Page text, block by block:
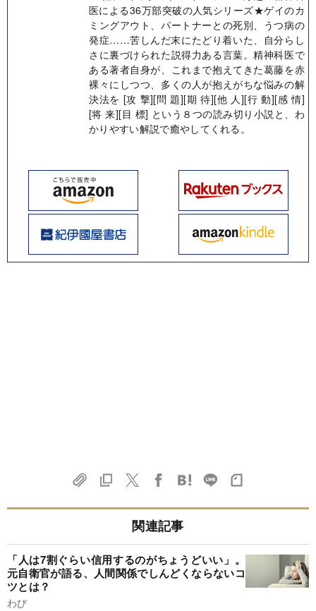
医による36万部突破の人気シリーズ★ゲイのカ
ミングアウト、パートナーとの死別、うつ病の
発症……苦しんだ末にたどり着いた、自分らし
さに裏づけられた説得力ある言葉。精神科医で
ある著者自身が、これまで抱えてきた葛藤を赤
裸々にしつつ、多くの人が抱えがちな悩みの解
決法を [攻 撃][問 題][期 待][他 人][行 動][感 情]
[将 来][目 標] という８つの読み切り小説と、わ
かりやすい解説で癒やしてくれる。
関連記事
「人は7割ぐらい信用するのがちょうどいい」。
元自衛官が語る、人間関係でしんどくならないコ
ツとは？
わび